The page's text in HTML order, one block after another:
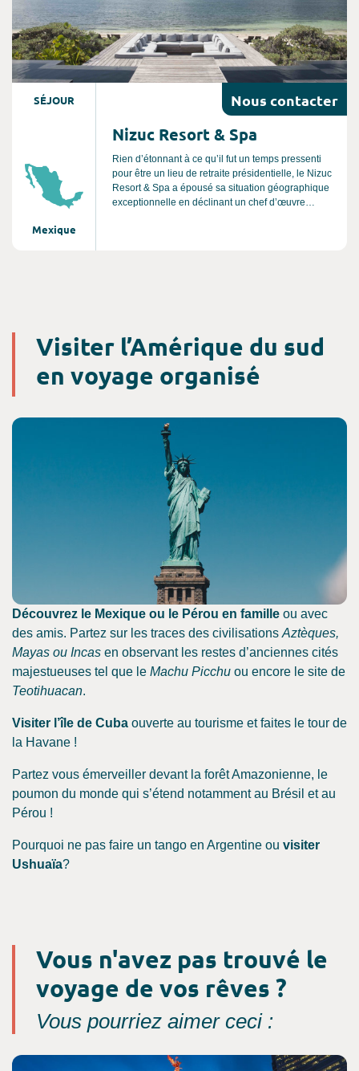
SÉJOUR
Mexique
Nous contacter
Nizuc Resort & Spa
Rien d’étonnant à ce qu’il fut un temps pressenti
pour être un lieu de retraite présidentielle, le Nizuc
Resort & Spa a épousé sa situation géographique
exceptionnelle en déclinant un chef d’œuvre
Visiter l’Amérique du sud
en voyage organisé
Découvrez le Mexique ou le Pérou en famille ou avec
des amis. Partez sur les traces des civilisations Aztèques,
Mayas ou Incas en observant les restes d’anciennes cités
majestueuses tel que le Machu Picchu ou encore le site de
Teotihuacan.
Visiter l’île de Cuba ouverte au tourisme et faites le tour de
la Havane !
Partez vous émerveiller devant la forêt Amazonienne, le
poumon du monde qui s’étend notamment au Brésil et au
Pérou !
Pourquoi ne pas faire un tango en Argentine ou visiter
Ushuaïa?
Vous n'avez pas trouvé le
voyage de vos rêves ?
Vous pourriez aimer ceci :
Consultez l'offre de voyage